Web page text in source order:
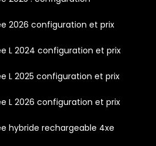
2026 configuration et prix
L 2024 configuration et prix
L 2025 configuration et prix
L 2026 configuration et prix
hybride rechargeable 4xe